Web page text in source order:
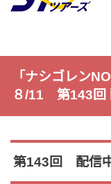
「ナシゴレン
８/11 第143回
第143回 配信